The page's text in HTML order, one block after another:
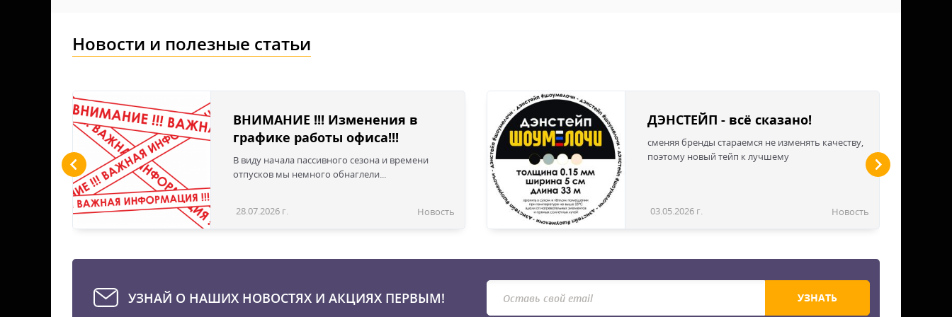
Новости и полезные статьи
ВНИМАНИЕ !!! Изменения в
графике работы офиса!!!
В виду начала пассивного сезона и времени
отпусков мы немного обнаглели...
28.07.2026 г. Новость
ДЭНСТЕЙП - всё сказано!
сменяя бренды стараемся не изменять качеству,
поэтому новый тейп к лучшему
03.05.2026 г. Новость
УЗНАЙ О НАШИХ НОВОСТЯХ И АКЦИЯХ ПЕРВЫМ! УЗНАТЬ